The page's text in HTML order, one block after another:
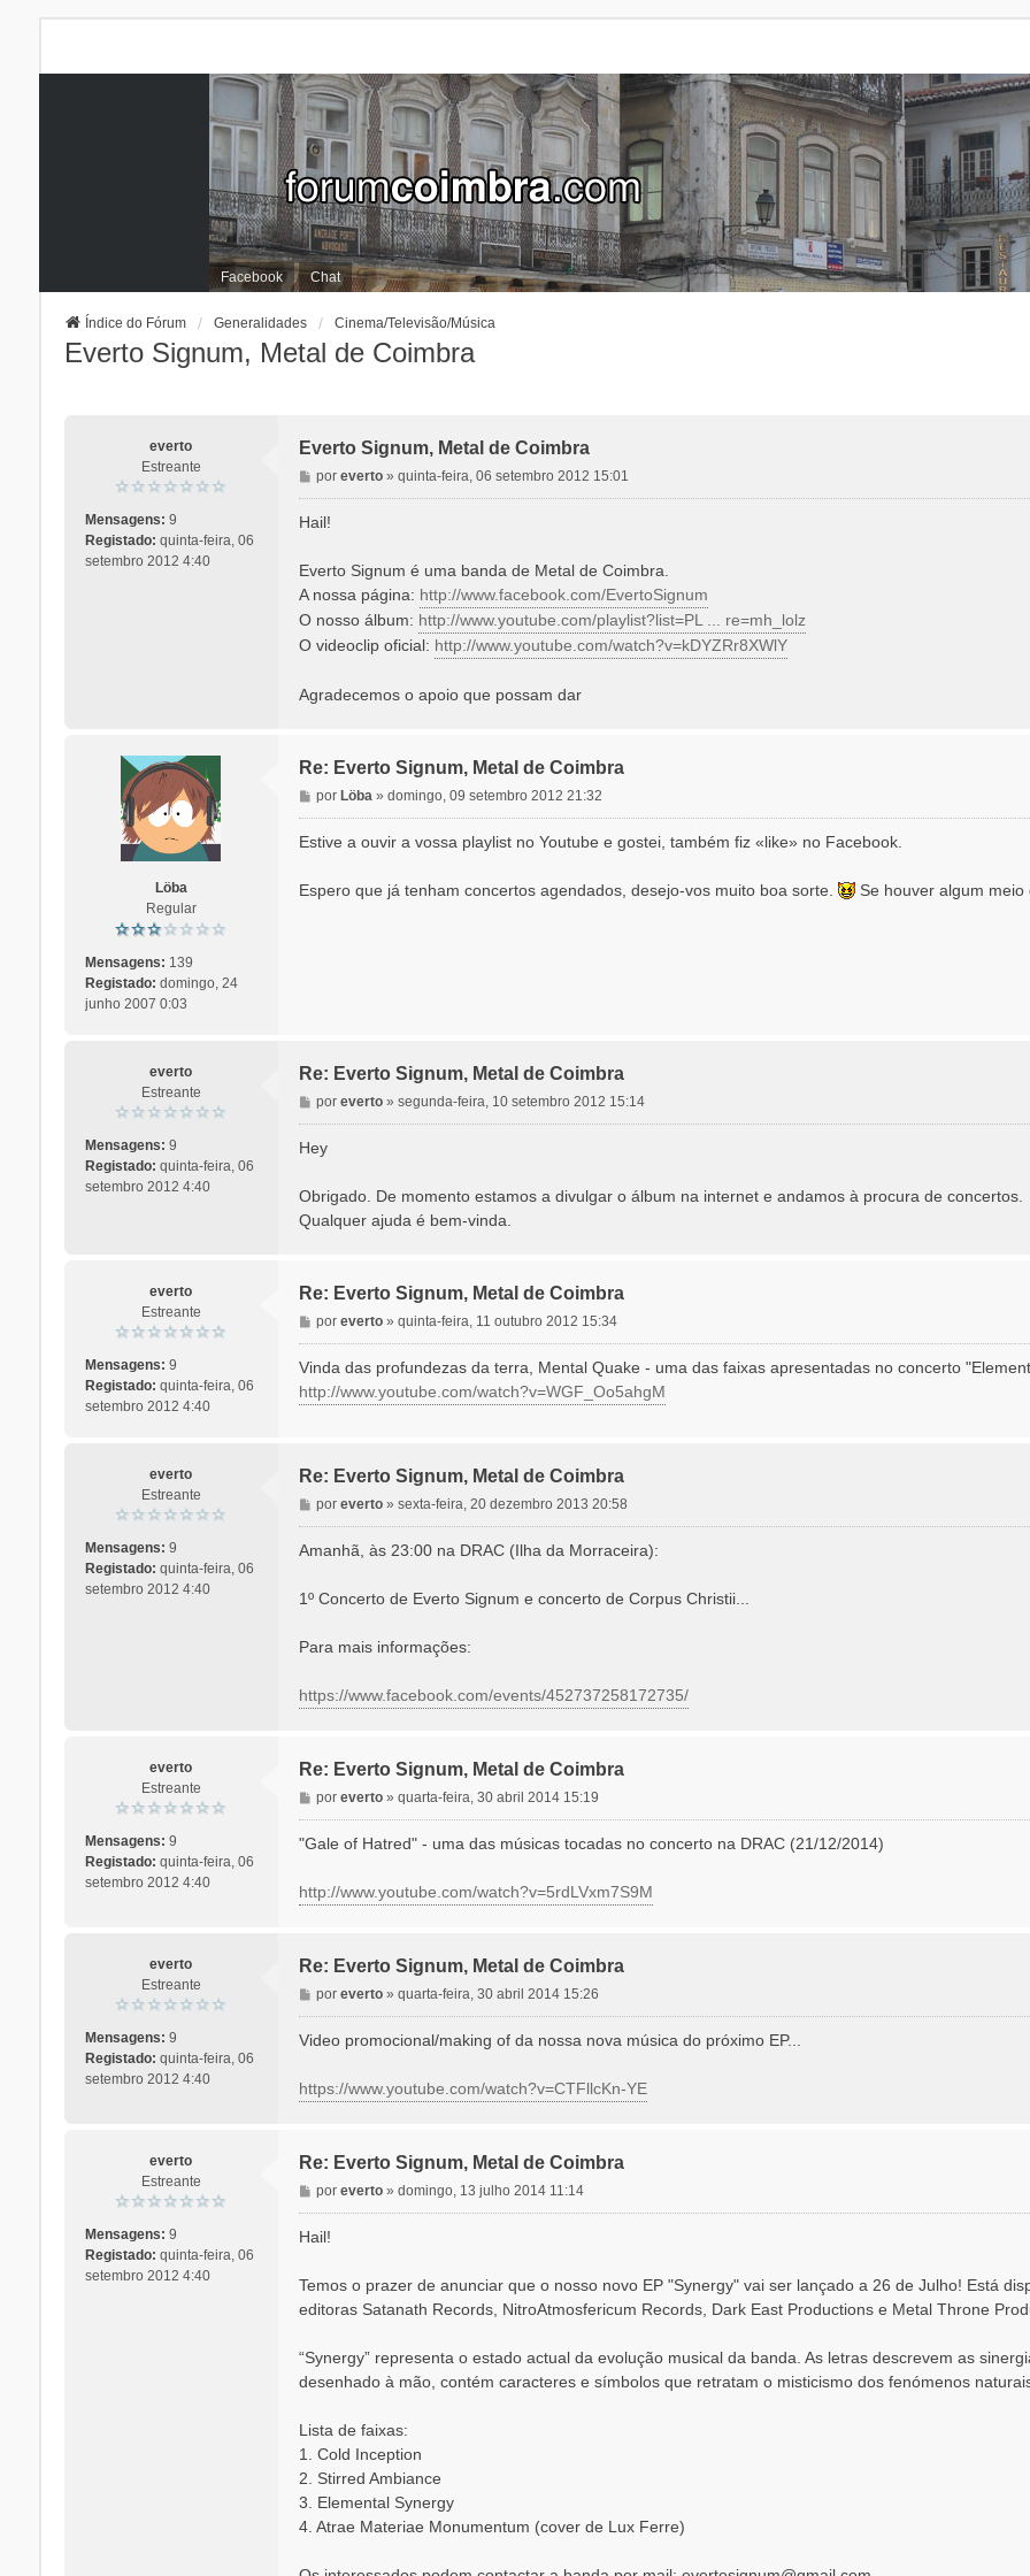
Facebook Chat
Índice do Fórum Generalidades Cinema/Televisão/Música
Everto Signum, Metal de Coimbra
everto
Estreante
Mensagens: 9
Registado: quinta-feira, 06
setembro 2012 4:40
Everto Signum, Metal de Coimbra
M
e
g
e
m
poreverto »quinta-feira, 06 setembro 2012 15:01
Hail!
Everto Signum é uma banda de Metal de Coimbra.
A nossa página: http://www.facebook.com/EvertoSignum
O nosso álbum: http://www.youtube.com/playlist?list=PL ... re=mh_lolz
O videoclip oficial: http://www.youtube.com/watch?v=kDYZRr8XWlY
Agradecemos o apoio que possam dar
Löba
Regular
Mensagens: 139
Registado: domingo, 24
junho 2007 0:03
Re: Everto Signum, Metal de Coimbra
M
e
n
g
porLöba »domingo, 09 setembro 2012 21:32
Estive a ouvir a vossa playlist no Youtube e gostei, também fiz «like» no Facebook.
Espero que já tenham concertos agendados, desejo-vos muito boa sorte. Se houver algum meio
everto
Estreante
Mensagens: 9
Registado: quinta-feira, 06
setembro 2012 4:40
Re: Everto Signum, Metal de Coimbra
M
e
g
e
poreverto »segunda-feira, 10 setembro 2012 15:14
Hey
Obrigado. De momento estamos a divulgar o álbum na internet e andamos à procura de concertos.
Qualquer ajuda é bem-vinda.
everto
Estreante
Mensagens: 9
Registado: quinta-feira, 06
setembro 2012 4:40
Re: Everto Signum, Metal de Coimbra
M
e
n
a
poreverto »quinta-feira, 11 outubro 2012 15:34
Vinda das profundezas da terra, Mental Quake - uma das faixas apresentadas no concerto
http://www.youtube.com/watch?v=WGF_Oo5ahgM
everto
Estreante
Mensagens: 9
Registado: quinta-feira, 06
setembro 2012 4:40
Re: Everto Signum, Metal de Coimbra
M
e
g
m
poreverto »sexta-feira, 20 dezembro 2013 20:58
Amanhã, às 23:00 na DRAC (Ilha da Morraceira):
1º Concerto de Everto Signum e concerto de Corpus Christii...
Para mais informações:
https://www.facebook.com/events/452737258172735/
everto
Estreante
Mensagens: 9
Registado: quinta-feira, 06
setembro 2012 4:40
Re: Everto Signum, Metal de Coimbra
M
e
n
g
poreverto »quarta-feira, 30 abril 2014 15:19
"Gale of Hatred" - uma das músicas tocadas no concerto na DRAC (21/12/2014)
http://www.youtube.com/watch?v=5rdLVxm7S9M
everto
Estreante
Mensagens: 9
Registado: quinta-feira, 06
setembro 2012 4:40
Re: Everto Signum, Metal de Coimbra
M
e
n
g
poreverto »quarta-feira, 30 abril 2014 15:26
Video promocional/making of da nossa nova música do próximo EP...
https://www.youtube.com/watch?v=CTFllcKn-YE
everto
Estreante
Mensagens: 9
Registado: quinta-feira, 06
setembro 2012 4:40
Re: Everto Signum, Metal de Coimbra
M
e
g
e
poreverto »domingo, 13 julho 2014 11:14
Hail!
Temos o prazer de anunciar que o nosso novo EP "Synergy" vai ser lançado a 26 de Julho! Está
editoras Satanath Records, NitroAtmosfericum Records, Dark East Productions e Metal Throne
“Synergy” representa o estado actual da evolução musical da banda. As letras descrevem as
desenhado à mão, contém caracteres e símbolos que retratam o misticismo dos fenómenos
Lista de faixas:
1. Cold Inception
2. Stirred Ambiance
3. Elemental Synergy
4. Atrae Materiae Monumentum (cover de Lux Ferre)